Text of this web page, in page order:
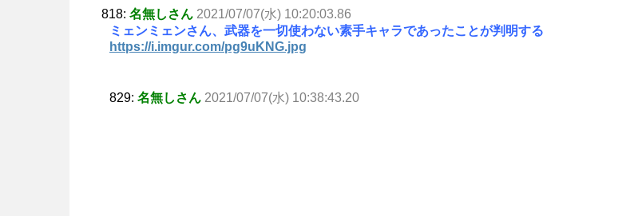
818: 名無しさん 2021/07/07(水) 10:20:03.86
ミェンミェンさん、武器を一切使わない素手キャラであったことが判明する
https://i.imgur.com/pg9uKNG.jpg
829: 名無しさん 2021/07/07(水) 10:38:43.20